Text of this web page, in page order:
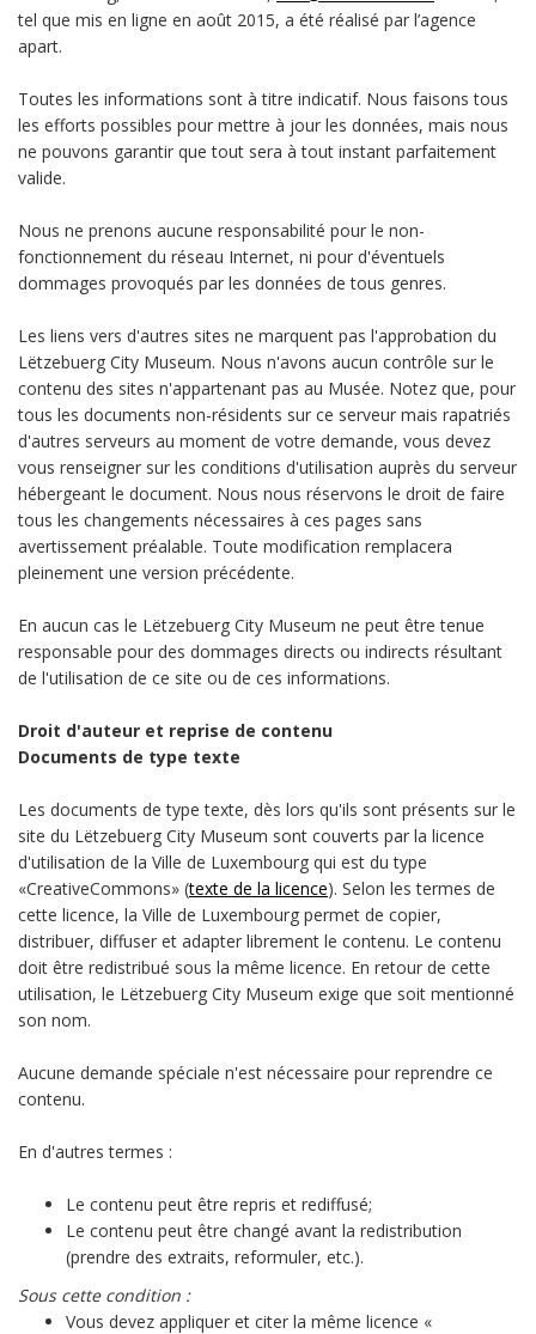
tel que mis en ligne en août 2015, a été réalisé par l’agence
apart.
Toutes les informations sont à titre indicatif. Nous faisons tous
les efforts possibles pour mettre à jour les données, mais nous
ne pouvons garantir que tout sera à tout instant parfaitement
valide.
Nous ne prenons aucune responsabilité pour le non-
fonctionnement du réseau Internet, ni pour d'éventuels
dommages provoqués par les données de tous genres.
Les liens vers d'autres sites ne marquent pas l'approbation du
Lëtzebuerg City Museum. Nous n'avons aucun contrôle sur le
contenu des sites n'appartenant pas au Musée. Notez que, pour
tous les documents non-résidents sur ce serveur mais rapatriés
d'autres serveurs au moment de votre demande, vous devez
vous renseigner sur les conditions d'utilisation auprès du serveur
hébergeant le document. Nous nous réservons le droit de faire
tous les changements nécessaires à ces pages sans
avertissement préalable. Toute modification remplacera
pleinement une version précédente.
En aucun cas le Lëtzebuerg City Museum ne peut être tenue
responsable pour des dommages directs ou indirects résultant
de l'utilisation de ce site ou de ces informations.
Droit d'auteur et reprise de contenu
Documents de type texte
Les documents de type texte, dès lors qu'ils sont présents sur le
site du Lëtzebuerg City Museum sont couverts par la licence
d'utilisation de la Ville de Luxembourg qui est du type
«CreativeCommons» (texte de la licence). Selon les termes de
cette licence, la Ville de Luxembourg permet de copier,
distribuer, diffuser et adapter librement le contenu. Le contenu
doit être redistribué sous la même licence. En retour de cette
utilisation, le Lëtzebuerg City Museum exige que soit mentionné
son nom.
Aucune demande spéciale n'est nécessaire pour reprendre ce
contenu.
En d'autres termes :
Le contenu peut être repris et rediffusé;
Le contenu peut être changé avant la redistribution
(prendre des extraits, reformuler, etc.).
Sous cette condition :
Vous devez appliquer et citer la même licence «